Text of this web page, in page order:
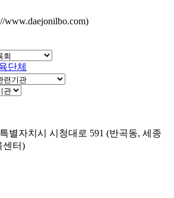
www.daejonilbo.com)
단체
별자치시 시청대로 591 (반곡동, 세종
센터)